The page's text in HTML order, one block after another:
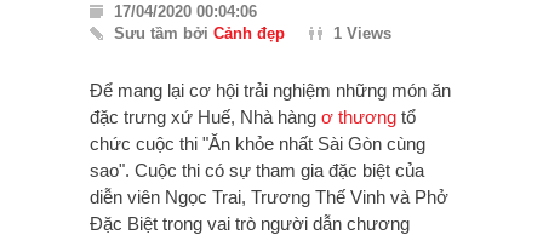
17/04/2020 00:04:06
Sưu tầm bởi Cảnh đẹp 1 Views
Để mang lại cơ hội trải nghiệm những món ăn
đặc trưng xứ Huế, Nhà hàng ơ thương tổ
chức cuộc thi "Ăn khỏe nhất Sài Gòn cùng
sao". Cuộc thi có sự tham gia đặc biệt của
diễn viên Ngọc Trai, Trương Thế Vinh và Phở
Đặc Biệt trong vai trò người dẫn chương